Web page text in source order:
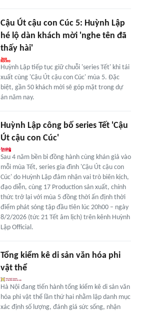
Cậu Út cậu con Cúc 5: Huỳnh Lập
hé lộ dàn khách mời 'nghe tên đã
thấy hài'
Huỳnh Lập tiếp tục giữ chuỗi 'series Tết' khi tái
xuất cùng 'Cậu Út cậu con Cúc' mùa 5. Đặc
biệt, gần 50 khách mời sẽ góp mặt trong dự
án năm nay.
Huỳnh Lập công bố series Tết 'Cậu
Út cậu con Cúc'
Sau 4 năm bền bỉ đồng hành cùng khán giả vào
mỗi mùa Tết, series gia đình 'Cậu Út cậu con
Cúc' do Huỳnh Lập đảm nhận vai trò biên kịch,
đạo diễn, cùng 17 Production sản xuất, chính
thức trở lại với mùa 5 đồng thời ấn định thời
điểm phát sóng tập đầu tiên lúc 20h00 – ngày
8/2/2026 (tức 21 Tết âm lịch) trên kênh Huỳnh
Lập Official.
Tổng kiểm kê di sản văn hóa phi
vật thể
Hà Nội đang tiến hành tổng kiểm kê di sản văn
hóa phi vật thể lần thứ hai nhằm lập danh mục
xác định số lượng, đánh giá sức sống, nhận